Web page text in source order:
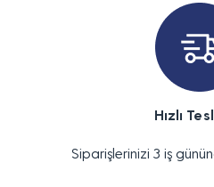
Hızlı
Siparişlerinizi 3 iş